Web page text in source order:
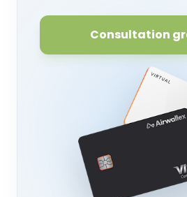
Consultation